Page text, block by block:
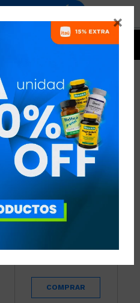

VITALABS
RECOMENDADOS